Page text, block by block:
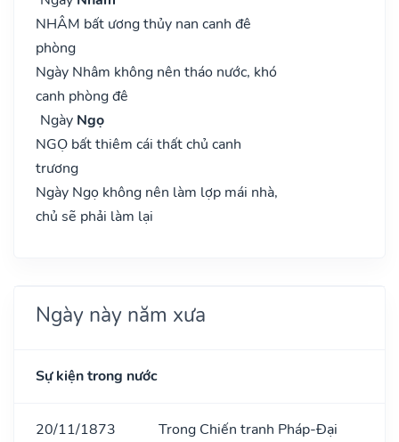
NHÂM bất ương thủy nan canh đê
phòng
Ngày Nhâm không nên tháo nước, khó
canh phòng đê
Ngày Ngọ
NGỌ bất thiêm cái thất chủ canh
trương
Ngày Ngọ không nên làm lợp mái nhà,
chủ sẽ phải làm lại
Ngày này năm xưa
Sự kiện trong nước
20/11/1873
Trong Chiến tranh Pháp-Đại